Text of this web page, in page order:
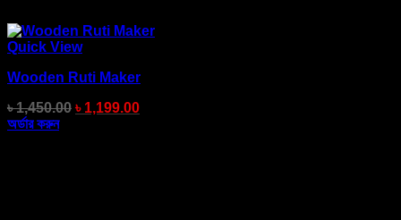
Quick View
Wooden Ruti Maker
৳1,450.00 ৳ 1,199.00
অর্ডার করুন